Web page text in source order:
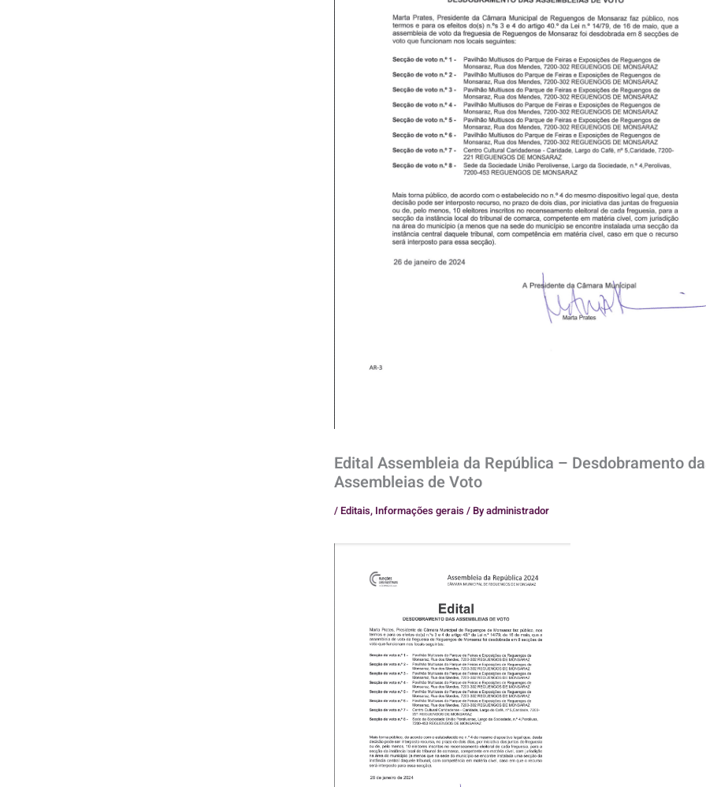
Edital Assembleia da República – Desdobramento
Assembleias de Voto
/ Editais, Informações gerais / Byadministrador